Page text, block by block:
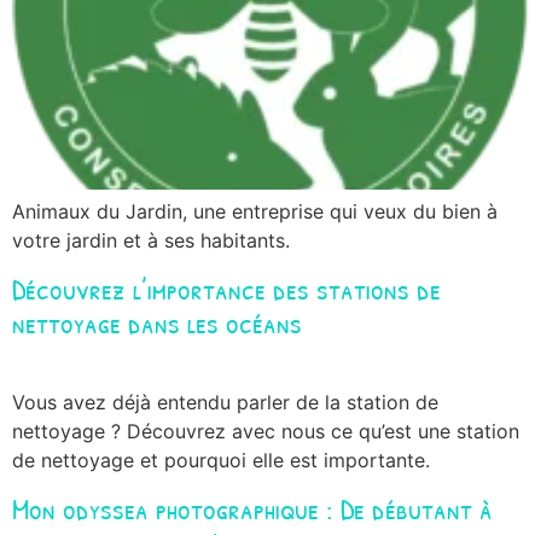
Animaux du Jardin, une entreprise qui veux du bien à
votre jardin et à ses habitants.
Découvrez l’importance des stations de
nettoyage dans les océans
Vous avez déjà entendu parler de la station de
nettoyage ? Découvrez avec nous ce qu’est une station
de nettoyage et pourquoi elle est importante.
Mon odyssea photographique : De débutant à